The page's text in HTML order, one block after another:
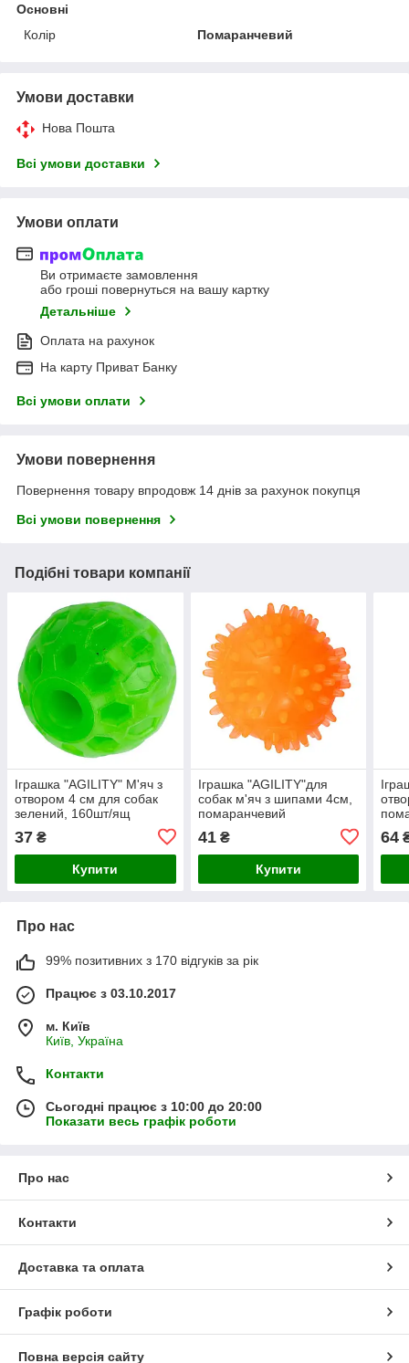
Основні
Колір
Помаранчевий
Умови доставки
Нова Пошта
Всі умови доставки
Умови оплати
Ви отримаєте замовлення
або гроші повернуться на вашу картку
Детальніше
Оплата на рахунок
На карту Приват Банку
Всі умови оплати
Умови повернення
Повернення товару впродовж 14 днів за рахунок покупця
Всі умови повернення
Подібні товари компанії
Іграшка "AGILITY" М'яч з
отвором 4 см для собак
зелений, 160шт/ящ
37 ₴
Купити
Іграшка "AGILITY"для
собак м'яч з шипами 4см,
помаранчевий
41₴
Купити
64
Про нас
99% позитивних з 170 відгуків за рік
Працює з 03.10.2017
м. Київ
Київ, Україна
Контакти
Сьогодні працює з 10:00 до 20:00
Показати весь графік роботи
Про нас
Контакти
Доставка та оплата
Графік роботи
Повна версія сайту